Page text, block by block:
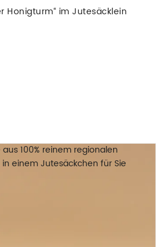
Honigturm“ im Jutesäcklein